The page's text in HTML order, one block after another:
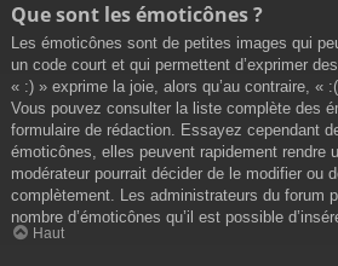
Que sont les émoticônes ?
Les émoticônes sont de petites images qui
un code court et qui permettent d’exprimer
« :) » exprime la joie, alors qu’au contraire, «
Vous pouvez consulter la liste complète des
formulaire de rédaction. Essayez cependant
émoticônes, elles peuvent rapidement rendre
modérateur pourrait décider de le modifier ou
complètement. Les administrateurs du forum
nombre d’émoticônes qu’il est possible
Haut